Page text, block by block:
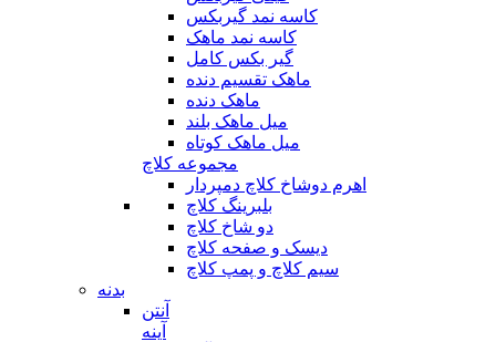
کاسه نمد گیربکس
کاسه نمد ماهک
گیر بکس کامل
ماهک تقسیم دنده
ماهک دنده
میل ماهک بلند
میل ماهک کوتاه
مجموعه کلاچ
اهرم دوشاخ کلاچ دمپردار
بلبرینگ کلاچ
دو شاخ کلاچ
دیسک و صفحه کلاچ
سیم کلاچ و پمپ کلاچ
بدنه
آنتن
آینه